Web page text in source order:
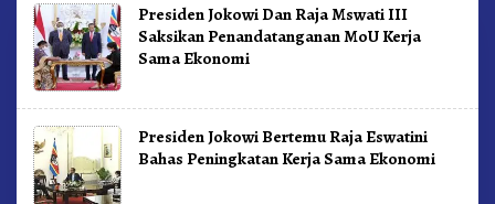
Presiden Jokowi Dan Raja Mswati III
Saksikan Penandatanganan MoU Kerja
Sama Ekonomi
Presiden Jokowi Bertemu Raja Eswatini
Bahas Peningkatan Kerja Sama Ekonomi